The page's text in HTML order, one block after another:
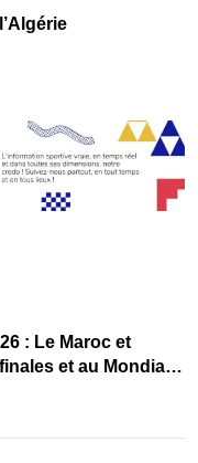
: Le Maroc et
et au Mondial